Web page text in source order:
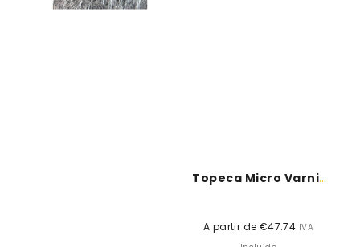
Topeca Micro Varnish PU
Preço
A partir de €47.74 IVA